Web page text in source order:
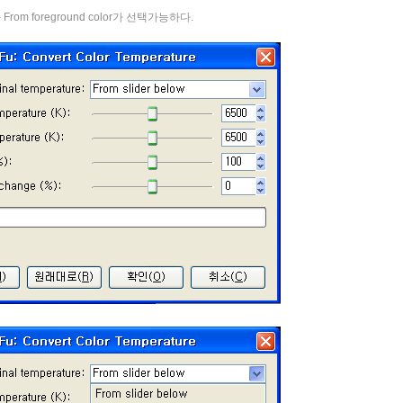
foreground color가 선택가능하다.